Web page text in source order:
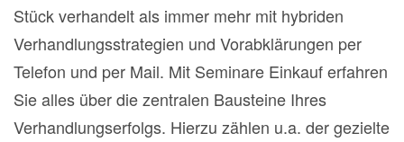
Stück verhandelt als immer mehr mit hybriden
Verhandlungsstrategien und Vorabklärungen per
Telefon und per Mail. Mit Seminare Einkauf erfahren
Sie alles über die zentralen Bausteine Ihres
Verhandlungserfolgs. Hierzu zählen u.a. der gezielte